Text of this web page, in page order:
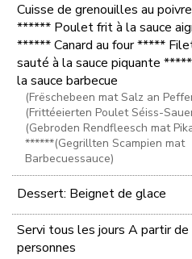
Cuisse de grenouilles au
****** Poulet frit à la sauce
****** Canard au four *****
sauté à la sauce piquante
la sauce barbecue
(Frëschebeen mat Salz an
(Frittéeierten Poulet Séiss-
(Gebroden Rendfleesch mat
******(Gegrillten Scampien mat
Barbecuessauce)
Dessert: Beignet de glace
Servi tous les jours A partir de
personnes